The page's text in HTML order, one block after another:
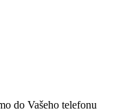
do Vašeho telefonu